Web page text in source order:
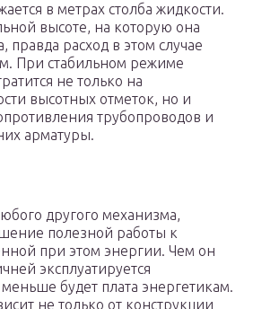
в метрах столба жидкости.
высоте, на которую она
правда расход в этом случае
При стабильном режиме
не только на
высотных отметок, но и
трубопроводов и
арматуры.
другого механизма,
полезной работы к
при этом энергии. Чем он
эксплуатируется
будет плата энергетикам.
не только от конструкции